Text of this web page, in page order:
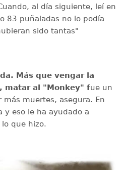
al día siguiente, leí en
83 puñaladas no lo podía
sido tantas"
Más que vengar la
matar al "Monkey" fue un
más muertes, asegura. En
y eso le ha ayudado a
que hizo.